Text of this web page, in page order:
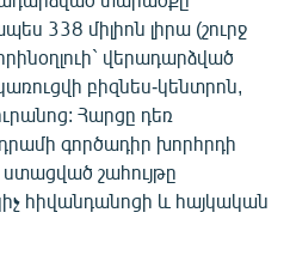
338 միլիոն լիրա (շուրջ
վերադարձված
բիզնես-կենտրոն,
Հարցը դեռ
գործադիր խորհրդի
ստացված շահույթը
հիվանդանոցի և հայկական